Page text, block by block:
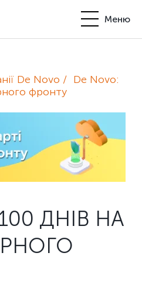
Меню
De Novo
De Novo:
фронту
ДНІВ НА